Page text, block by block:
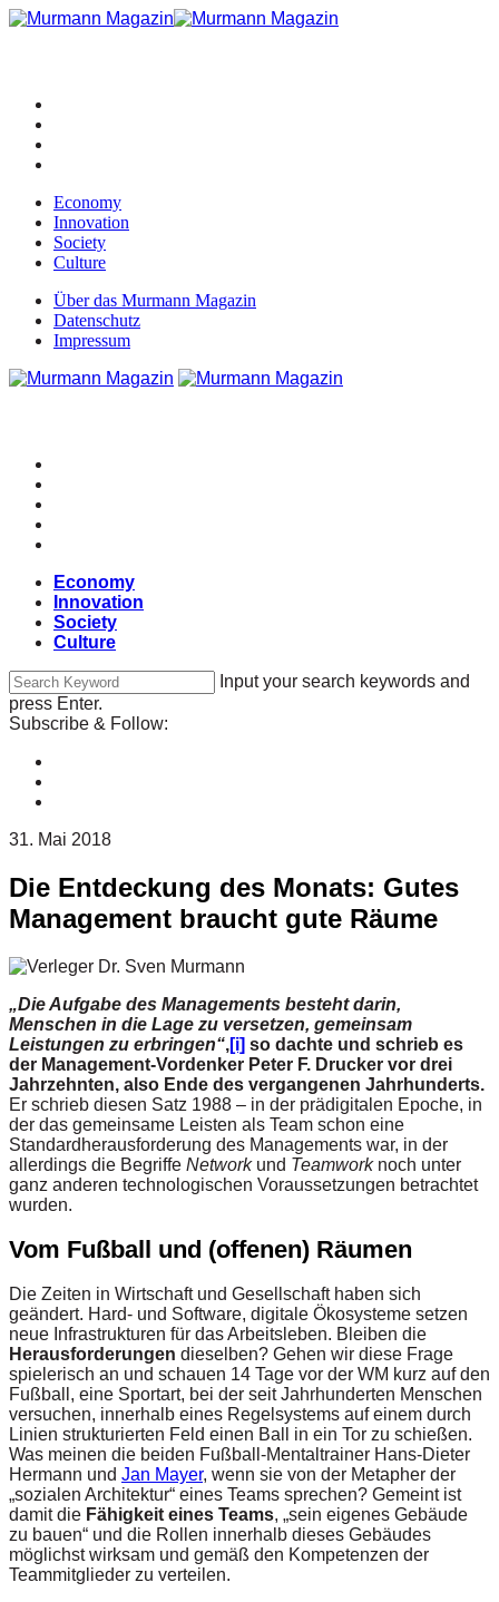
Economy
Innovation
Society
Culture
Über das Murmann Magazin
Datenschutz
Impressum
Economy
Innovation
Society
Culture
Input your search keywords and
press Enter.
Subscribe & Follow:
31. Mai 2018
Die Entdeckung des Monats: Gutes
Management braucht gute Räume
„Die Aufgabe des Managements besteht darin,
Menschen in die Lage zu versetzen, gemeinsam
Leistungen zu erbringen“,[i] so dachte und schrieb es
der Management-Vordenker Peter F. Drucker vor drei
Jahrzehnten, also Ende des vergangenen Jahrhunderts.
Er schrieb diesen Satz 1988 – in der prädigitalen Epoche, in
der das gemeinsame Leisten als Team schon eine
Standardherausforderung des Managements war, in der
allerdings die Begriffe Networkund Teamworknoch unter
ganz anderen technologischen Voraussetzungen betrachtet
wurden.
Vom Fußball und (offenen) Räumen
Die Zeiten in Wirtschaft und Gesellschaft haben sich
geändert. Hard- und Software, digitale Ökosysteme setzen
neue Infrastrukturen für das Arbeitsleben. Bleiben die
Herausforderungen dieselben? Gehen wir diese Frage
spielerisch an und schauen 14 Tage vor der WM kurz auf den
Fußball, eine Sportart, bei der seit Jahrhunderten Menschen
versuchen, innerhalb eines Regelsystems auf einem durch
Linien strukturierten Feld einen Ball in ein Tor zu schießen.
Was meinen die beiden Fußball-Mentaltrainer Hans-Dieter
Hermann und Jan Mayer, wenn sie von der Metapher der
„sozialen Architektur“ eines Teams sprechen? Gemeint ist
damit die Fähigkeit eines Teams, „sein eigenes Gebäude
zu bauen“ und die Rollen innerhalb dieses Gebäudes
möglichst wirksam und gemäß den Kompetenzen der
Teammitglieder zu verteilen.